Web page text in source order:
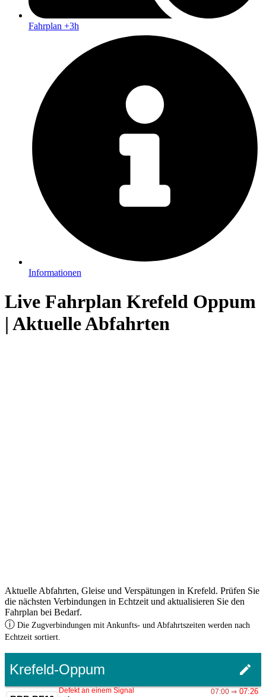
Fahrplan +3h
Informationen
Live Fahrplan Krefeld Oppum
| Aktuelle Abfahrten
Aktuelle Abfahrten, Gleise und Verspätungen in Krefeld. Prüfen Sie
die nächsten Verbindungen in Echtzeit und aktualisieren Sie den
Fahrplan bei Bedarf.
ⓘ Die Zugverbindungen mit Ankunfts- und Abfahrtszeiten werden nach
Echtzeit sortiert.